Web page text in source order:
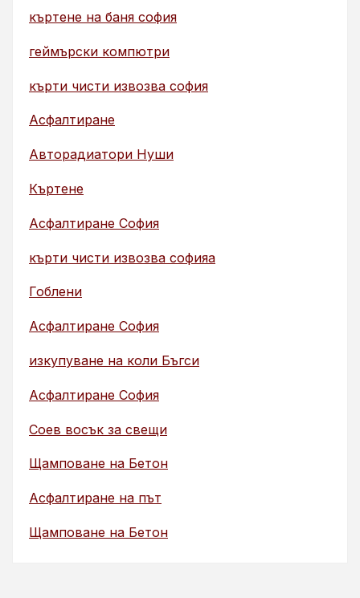
къртене на баня софия
геймърски компютри
кърти чисти извозва софия
Асфалтиране
Авторадиатори Нуши
Къртене
Асфалтиране София
кърти чисти извозва софияа
Гоблени
Асфалтиране София
изкупуване на коли Бъгси
Асфалтиране София
Соев восък за свещи
Щамповане на Бетон
Асфалтиране на път
Щамповане на Бетон